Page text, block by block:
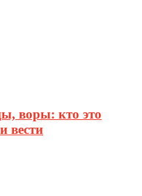
воры: кто это
вести